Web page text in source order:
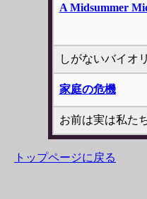
A Midsummer
しがないバイオ
家庭の危機
お前は実は私た
トップページに戻る